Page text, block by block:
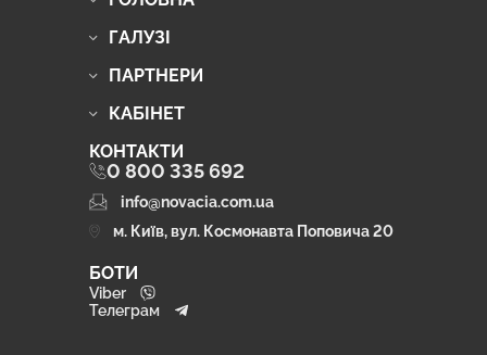
ГАЛУЗІ
ПАРТНЕРИ
КАБІНЕТ
КОНТАКТИ
0 800 335 692
info@novacia.com.ua
м. Київ, вул. Космонавта Поповича 20
БОТИ
Viber
Телеграм